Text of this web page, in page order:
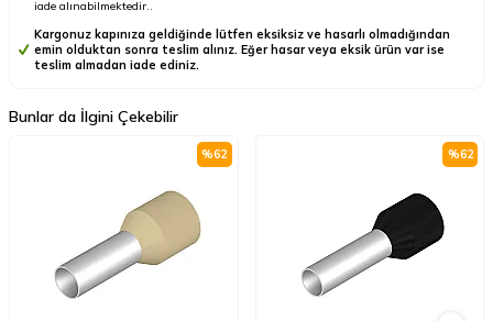
iade alınabilmektedir..
Kargonuz kapınıza geldiğinde lütfen eksiksiz ve hasarlı olmadığından
emin olduktan sonra teslim alınız. Eğer hasar veya eksik ürün var ise
teslim almadan iade ediniz.
Bunlar da İlgini Çekebilir
%62 %62